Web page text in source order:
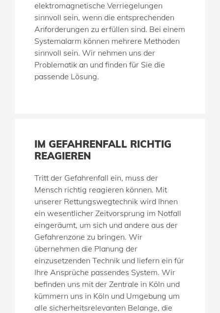
elektromagnetische Verriegelungen
sinnvoll sein, wenn die entsprechenden
Anforderungen zu erfüllen sind. Bei einem
Systemalarm können mehrere Methoden
sinnvoll sein. Wir nehmen uns der
Problematik an und finden für Sie die
passende Lösung.
IM GEFAHRENFALL RICHTIG
REAGIEREN
Tritt der Gefahrenfall ein, muss der
Mensch richtig reagieren können. Mit
unserer Rettungswegtechnik wird Ihnen
ein wesentlicher Zeitvorsprung im Notfall
eingeräumt, um sich und andere aus der
Gefahrenzone zu bringen. Wir
übernehmen die Planung der
einzusetzenden Technik und liefern ein für
Ihre Ansprüche passendes System. Wir
befinden uns mit der Zentrale in Köln und
kümmern uns in Köln und Umgebung um
alle sicherheitsrelevanten Belange, die